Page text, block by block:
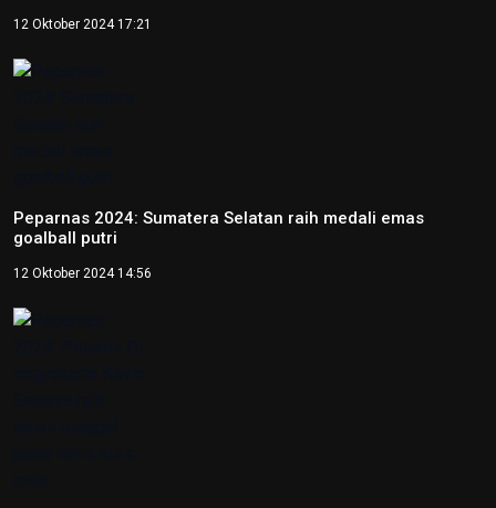
12 Oktober 2024 17:21
Peparnas 2024: Sumatera Selatan raih medali emas
goalball putri
12 Oktober 2024 14:56